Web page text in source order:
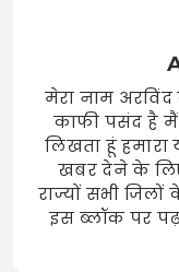
मेरा नाम
काफी पसंद है
लिखता हूं
खबर देने के
राज्यों सभी
इस ब्लॉक पर